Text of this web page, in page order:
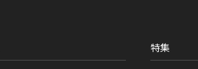
特集